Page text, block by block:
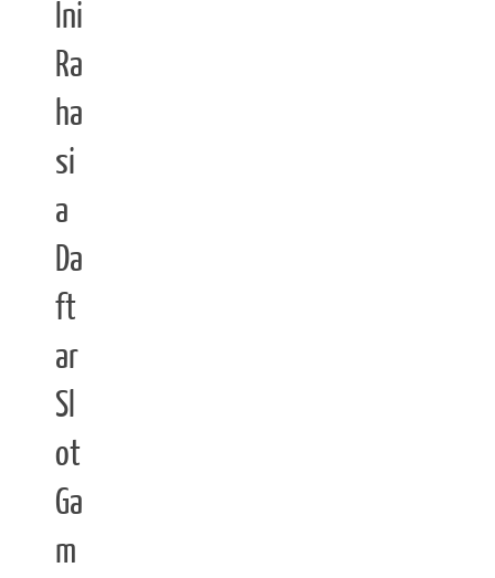
Ini
Ra
ha
si
a
Da
ft
ar
Sl
ot
Ga
m